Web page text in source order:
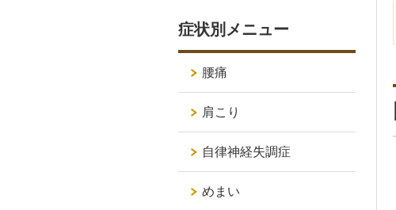
症状別メニュー
腰痛
肩こり
自律神経失調症
めまい